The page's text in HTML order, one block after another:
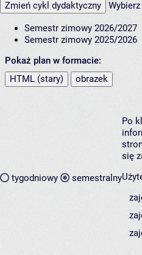
Zmień cykl dydaktyczny
Semestr zimowy 2026/2027
Semestr zimowy 2025/2026
Pokaż plan w formacie:
HTML (stary)
obrazek
tygodniowy semestralny
Po
się